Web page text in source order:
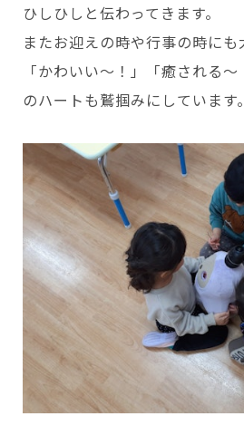
ひしひしと伝わってきます。
またお迎えの時や行事の時にも
「かわいい～！」「癒される
のハートも鷲掴みにしています。